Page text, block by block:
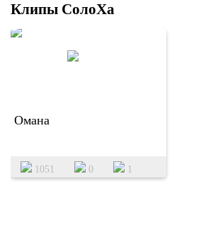
Клипы СолоХа
Омана
1051 0 1